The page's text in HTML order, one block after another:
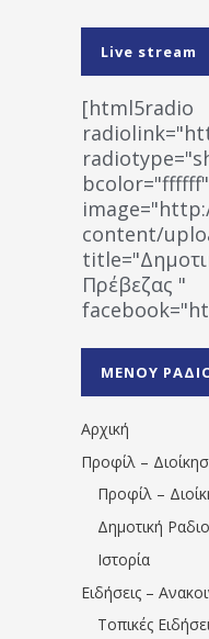
Live stream
[html5radio
content/
Πρέβεζας "
ΜΕΝΟΥ
Αρχική
Προφίλ –
Προφίλ –
Δημοτική
Ιστορία
Ειδήσεις –
Τοπικές